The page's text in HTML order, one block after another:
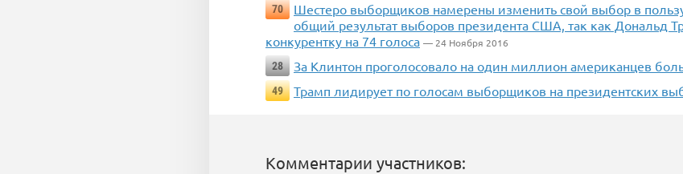
70
Шестеро выборщиков намерены изменить свой выбор в
общий результат выборов президента США, так как Дональд
конкурентку на 74 голоса — 24 Ноября 2016
28
За Клинтон проголосовало на один миллион американцев
49
Трамп лидирует по голосам выборщиков на президентских
Комментарии участников: